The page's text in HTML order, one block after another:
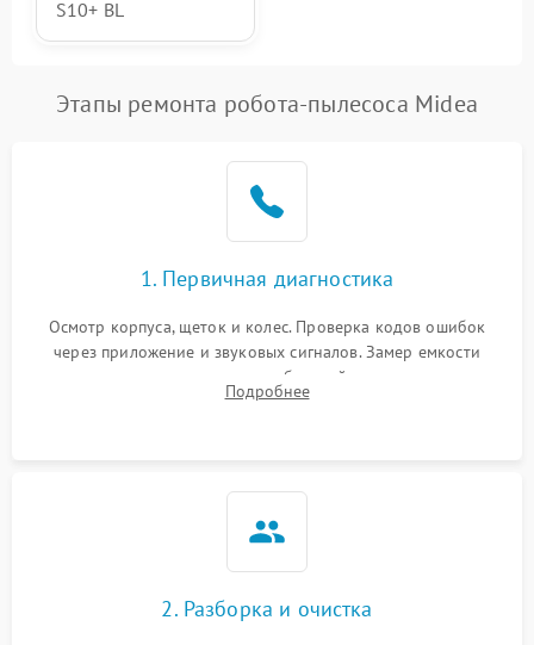
S10+ BL
Этапы ремонта робота-пылесоса Midea
1. Первичная диагностика
Осмотр корпуса, щеток и колес. Проверка кодов ошибок
через приложение и звуковых сигналов. Замер емкости
аккумулятора и тестирование базовой станции зарядки.
Оценка работы лидара, бампера и датчиков падения для
Подробнее
2. Разборка и очистка